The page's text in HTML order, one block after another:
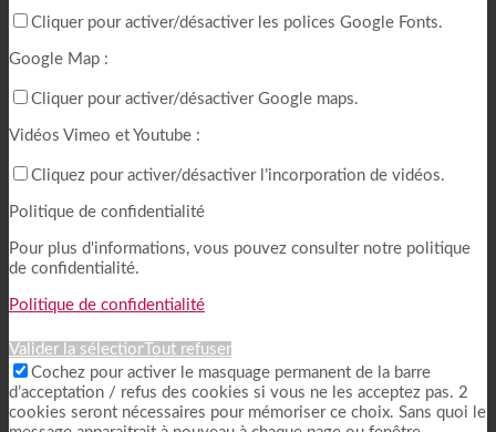
Cliquer pour activer/désactiver les polices Google Fonts.
Google Map :
Cliquer pour activer/désactiver Google maps.
Vidéos Vimeo et Youtube :
Cliquez pour activer/désactiver l’incorporation de vidéos.
Politique de confidentialité
Pour plus d'informations, vous pouvez consulter notre politique
de confidentialité.
Politique de confidentialité
Valider la sélection Tout refuser
Cochez pour activer le masquage permanent de la barre
d’acceptation / refus des cookies si vous ne les acceptez pas. 2
cookies seront nécessaires pour mémoriser ce choix. Sans quoi le